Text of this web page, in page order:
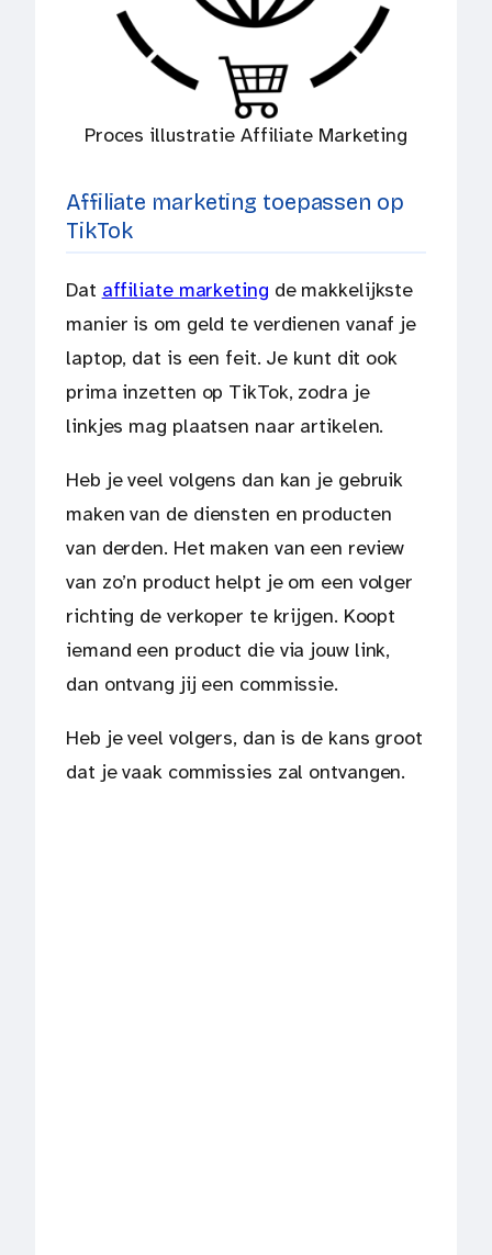
Proces illustratie Affiliate Marketing
Affiliate marketing toepassen op
TikTok
Dat affiliate marketing de makkelijkste
manier is om geld te verdienen vanaf je
laptop, dat is een feit. Je kunt dit ook
prima inzetten op TikTok, zodra je
linkjes mag plaatsen naar artikelen.
Heb je veel volgens dan kan je gebruik
maken van de diensten en producten
van derden. Het maken van een review
van zo’n product helpt je om een volger
richting de verkoper te krijgen. Koopt
iemand een product die via jouw link,
dan ontvang jij een commissie.
Heb je veel volgers, dan is de kans groot
dat je vaak commissies zal ontvangen.